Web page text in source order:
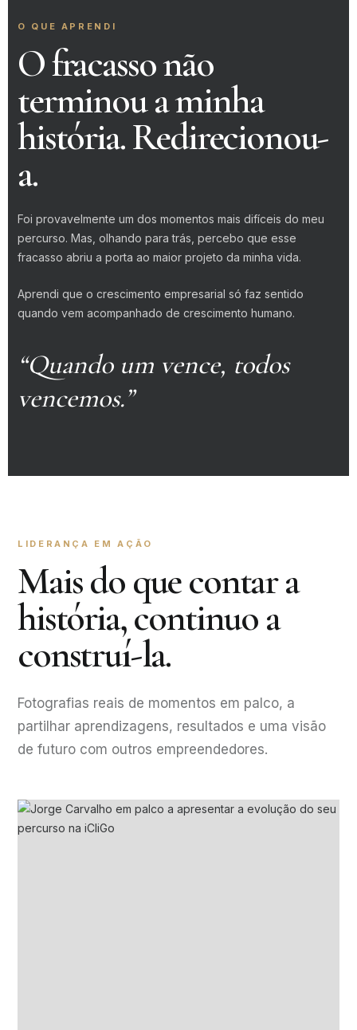
O QUE APRENDI
O fracasso não
terminou a minha
história. Redirecionou-
a.
Foi provavelmente um dos momentos mais difíceis do meu
percurso. Mas, olhando para trás, percebo que esse
fracasso abriu a porta ao maior projeto da minha vida.
Aprendi que o crescimento empresarial só faz sentido
quando vem acompanhado de crescimento humano.
“Quando um vence, todos
vencemos.”
LIDERANÇA EM AÇÃO
Mais do que contar a
história, continuo a
construí-la.
Fotografias reais de momentos em palco, a
partilhar aprendizagens, resultados e uma visão
de futuro com outros empreendedores.